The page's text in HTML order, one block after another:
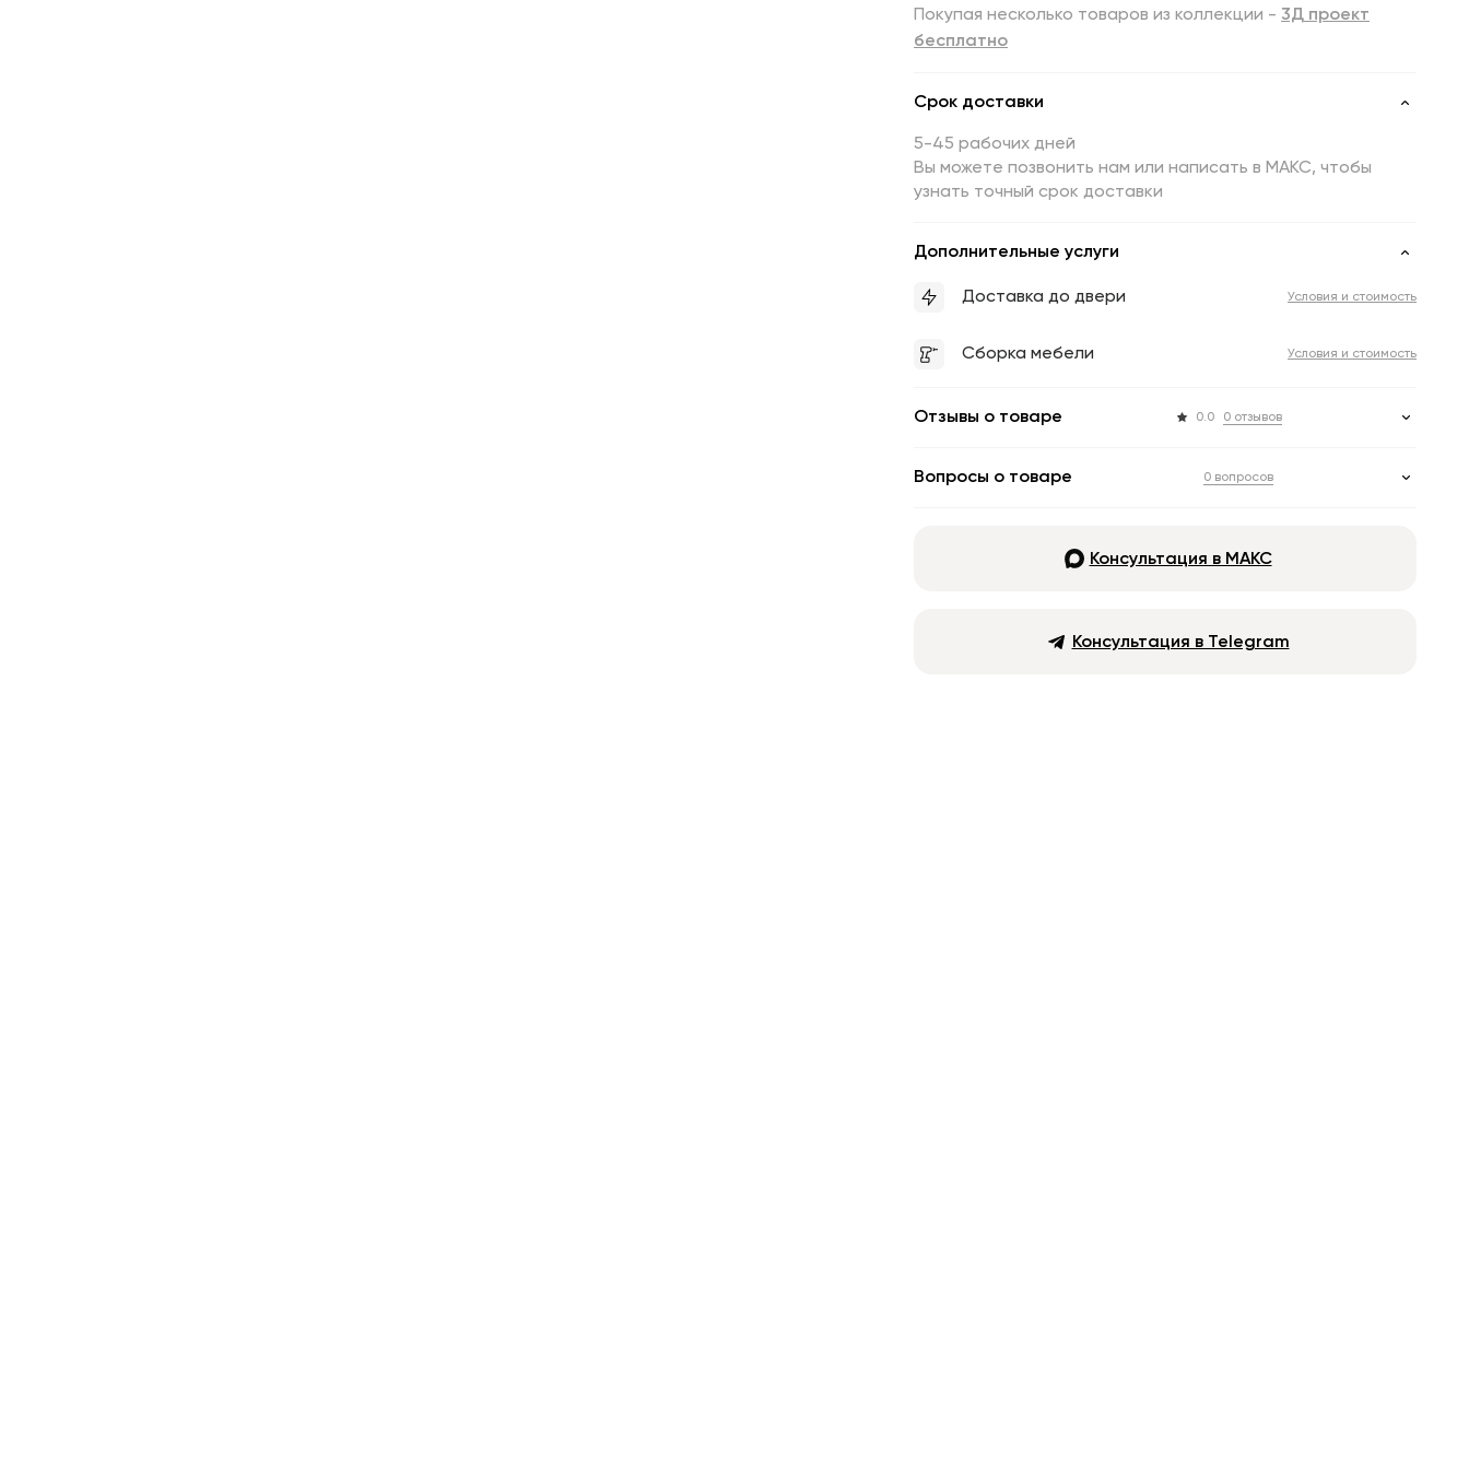
Покупая несколько товаров из коллекции - 3Д проект
бесплатно
Срок доставки
5-45 рабочих дней
Вы можете позвонить нам или написать в МАКС, чтобы
узнать точный срок доставки
Дополнительные услуги
Доставка до двери Условия и стоимость
Сборка мебели Условия и стоимость
Отзывы о товаре 0.0 0 отзывов
Вопросы о товаре 0 вопросов
Консультация в МАКС
Консультация в Telegram